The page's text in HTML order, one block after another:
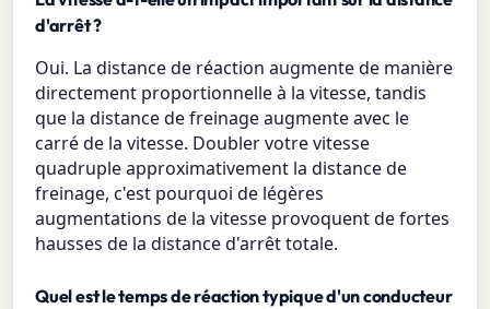
d'arrêt ?
Oui. La distance de réaction augmente de manière
directement proportionnelle à la vitesse, tandis
que la distance de freinage augmente avec le
carré de la vitesse. Doubler votre vitesse
quadruple approximativement la distance de
freinage, c'est pourquoi de légères
augmentations de la vitesse provoquent de fortes
hausses de la distance d'arrêt totale.
Quel est le temps de réaction typique d'un conducteur